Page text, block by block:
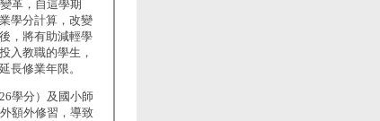
革，自這學期
學分計算，改變
，將有助減輕學
入教職的學生，
長修業年限。
學分）及國小師
額外修習，導致